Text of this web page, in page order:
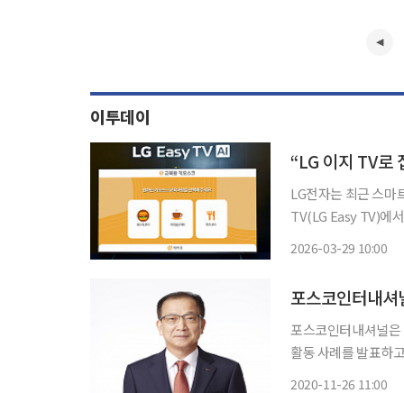
이투데이
“LG 이지 TV로
LG전자는 최근 스마
TV(LG Easy TV)에
2026-03-29 10:00
포스코인터내셔
포스코인터내셔널
활동 사례를 발표하고 ‘기
2020-11-26 11:00